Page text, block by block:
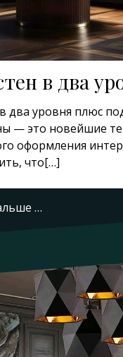
в два
два уровня плюс
— это новейшие
оформления
что[…]
…